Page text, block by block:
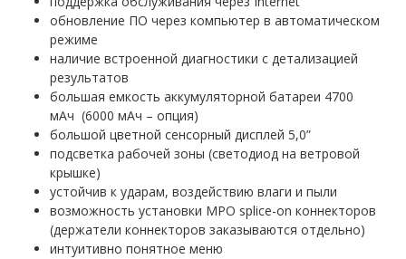
обновление ПО через компьютер в автоматическом
режиме
наличие встроенной диагностики с детализацией
результатов
большая емкость аккумуляторной батареи 4700
мАч (6000 мАч – опция)
большой цветной сенсорный дисплей 5,0”
подсветка рабочей зоны (светодиод на ветровой
крышке)
устойчив к ударам, воздействию влаги и пыли
возможность установки MPO splice-on коннекторов
(держатели коннекторов заказываются отдельно)
интуитивно понятное меню